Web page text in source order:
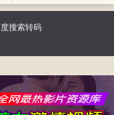
搜索转码